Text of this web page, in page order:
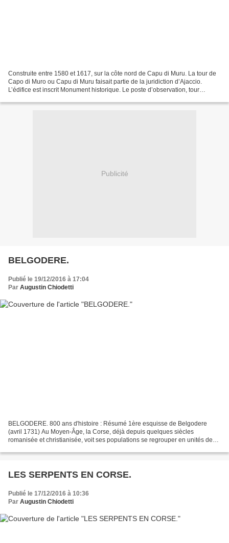
Construite entre 1580 et 1617, sur la côte nord de Capu di Muru. La tour de
Capo di Muro ou Capu di Muru faisait partie de la juridiction d’Ajaccio.
L’édifice est inscrit Monument historique. Le poste d’observation, tour
Publicité
BELGODERE.
Publié le 19/12/2016 à 17:04
Par Augustin Chiodetti
BELGODERE. 800 ans d'histoire : Résumé 1ère esquisse de Belgodere
(avril 1731) Au Moyen-Âge, la Corse, déjà depuis quelques siècles
romanisée et christianisée, voit ses populations se regrouper en unités de
LES SERPENTS EN CORSE.
Publié le 17/12/2016 à 10:36
Par Augustin Chiodetti